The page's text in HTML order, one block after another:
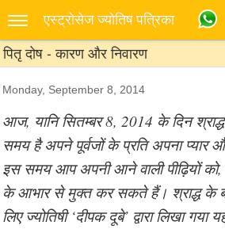
एस्‍ट्रोसेज ज्‍योतिष पत्रिका
पितृ दोष - कारण और निवारण
Monday, September 8, 2014
आज, यानि सितम्बर 8, 2014 के दिन श्राद्ध
समय है अपने पूर्वजों के प्रति अपना प्यार
इस समय आप अपनी आने वाली पीढ़ियों को,
के आभार से मुक्त कर सकते हैं। श्राद्ध के
लिए ज्योतिषी ‘दीपक दूबे’ द्वारा लिखा